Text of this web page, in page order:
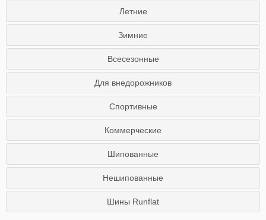
Летние
Зимние
Всесезонные
Для внедорожников
Спортивные
Коммерческие
Шипованные
Нешипованные
Шины Runflat